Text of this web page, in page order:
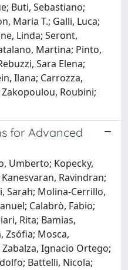
Buti, Sebastiano;
Maria T.; Galli, Luca;
Linda; Seront,
Martina; Pinto,
Sara Elena;
Ilana; Carrozza,
Roubini;
for Advanced
Umberto; Kopecky,
Ravindran;
Sarah; Molina-Cerrillo,
Calabrò, Fabio;
Rita; Bamias,
Zsófia; Mosca,
Ignacio Ortego;
Battelli, Nicola;